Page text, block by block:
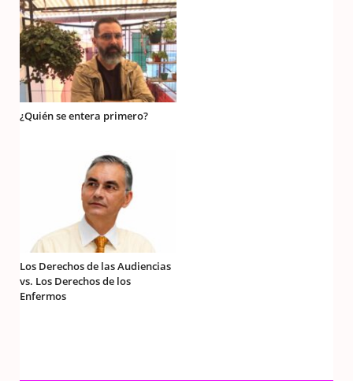
¿Quién se entera primero?
Los Derechos de las Audiencias
vs. Los Derechos de los
Enfermos